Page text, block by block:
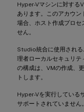
Hyper-Vマシンに対する
あります。このアカウ
場合、ホスト作成プロ
せん。
Studio統合に使用され
理者ローカルセキュリテ
の構成は、VMの作成、
トします。
Hyper-Vを実行している
サポートされていません。